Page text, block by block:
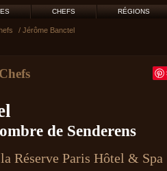
CHEFS RÉGIONS
/ Jérôme Banctel
de Senderens
la Réserve Paris Hôtel & Spa